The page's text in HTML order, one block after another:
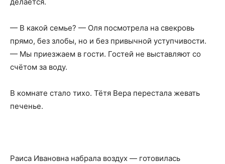
— В какой семье? — Оля посмотрела на свекровь
прямо, без злобы, но и без привычной уступчивости.
— Мы приезжаем в гости. Гостей не выставляют со
счётом за воду.
В комнате стало тихо. Тётя Вера перестала жевать
печенье.
Раиса Ивановна набрала воздух — готовилась